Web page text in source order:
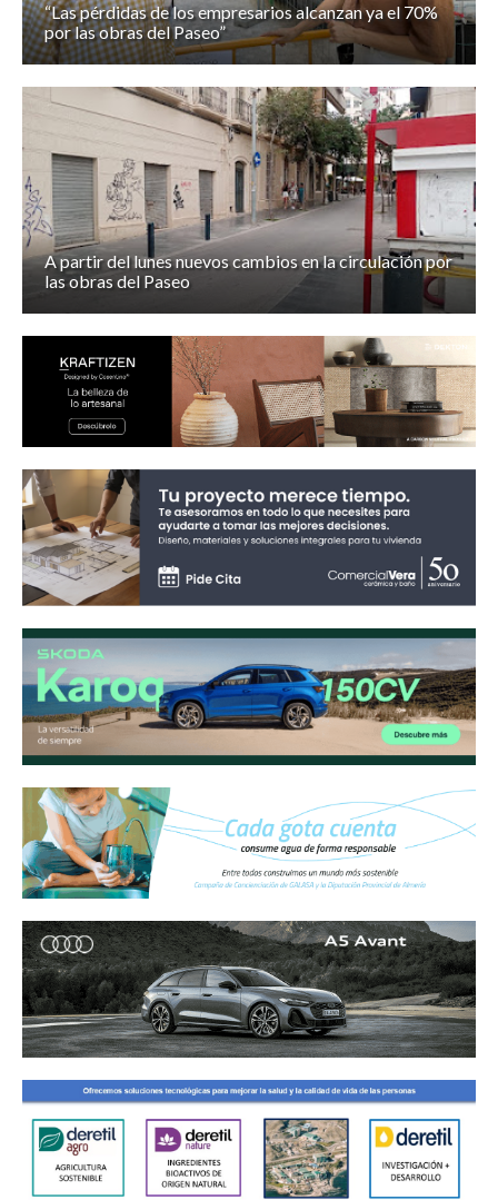
“Las pérdidas de los empresarios alcanzan ya el 70%
por las obras del Paseo”
A partir del lunes nuevos cambios en la circulación por
las obras del Paseo